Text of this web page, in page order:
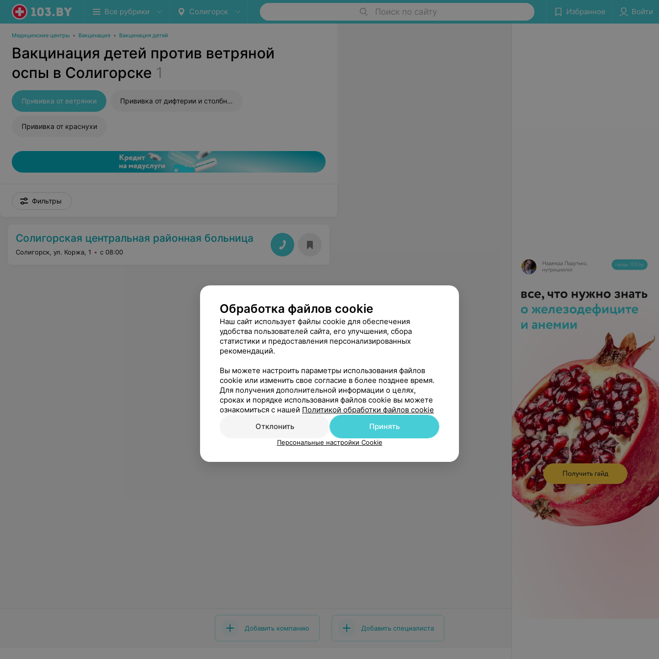
Все рубрики Солигорск Поиск по сайту Избранное Войти
Медицинские центры • Вакцинация • Вакцинация детей
Вакцинация детей против ветряной
оспы в Солигорске 1
Прививка от ветрянки Прививка от дифтерии и столбняка
Прививка от краснухи
Фильтры
Солигорская центральная районная больница
Солигорск, ул. Коржа, 1 с 08:00
Добавить компанию Добавить специалиста
Обработка файлов cookie
Наш сайт использует файлы cookie для обеспечения
удобства пользователей сайта, его улучшения, сбора
статистики и предоставления персонализированных
рекомендаций.
Вы можете настроить параметры использования файлов
cookie или изменить свое согласие в более позднее время.
Для получения дополнительной информации о целях,
сроках и порядке использования файлов cookie вы можете
ознакомиться с нашей Политикой обработки файлов cookie
Отклонить
Принять
Персональные настройки Cookie